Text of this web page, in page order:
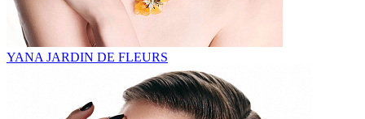
YANA JARDIN DE FLEURS